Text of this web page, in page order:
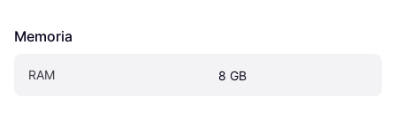
Memoria
RAM 8 GB